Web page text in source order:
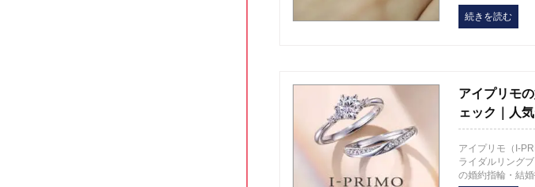
続きを読む
アイプリモ
ェック｜人
アイプリモ（I-
ライダルリング
の婚約指輪・結